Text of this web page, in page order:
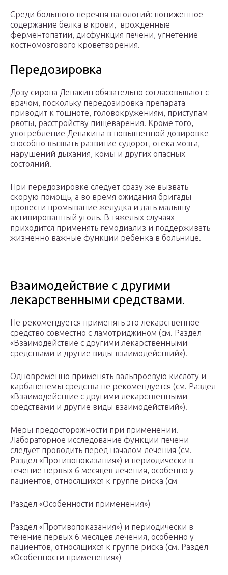
Среди большого перечня патологий: пониженное
содержание белка в крови, врожденные
ферментопатии, дисфункция печени, угнетение
костномозгового кроветворения.
Передозировка
Дозу сиропа Депакин обязательно согласовывают с
врачом, поскольку передозировка препарата
приводит к тошноте, головокружениям, приступам
рвоты, расстройству пищеварения. Кроме того,
употребление Депакина в повышенной дозировке
способно вызвать развитие судорог, отека мозга,
нарушений дыхания, комы и других опасных
состояний.
При передозировке следует сразу же вызвать
скорую помощь, а во время ожидания бригады
провести промывание желудка и дать малышу
активированный уголь. В тяжелых случаях
приходится применять гемодиализ и поддерживать
жизненно важные функции ребенка в больнице.
Взаимодействие с другими
лекарственными средствами.
Не рекомендуется применять это лекарственное
средство совместно с ламотриджином (см. Раздел
«Взаимодействие с другими лекарственными
средствами и другие виды взаимодействий»).
Одновременно применять вальпроевую кислоту и
карбапенемы средства не рекомендуется (см. Раздел
«Взаимодействие с другими лекарственными
средствами и другие виды взаимодействий»).
Меры предосторожности при применении.
Лабораторное исследование функции печени
следует проводить перед началом лечения (см.
Раздел «Противопоказания») и периодически в
течение первых 6 месяцев лечения, особенно у
пациентов, относящихся к группе риска (см
Раздел «Особенности применения»)
Раздел «Противопоказания») и периодически в
течение первых 6 месяцев лечения, особенно у
пациентов, относящихся к группе риска (см. Раздел
«Особенности применения»)